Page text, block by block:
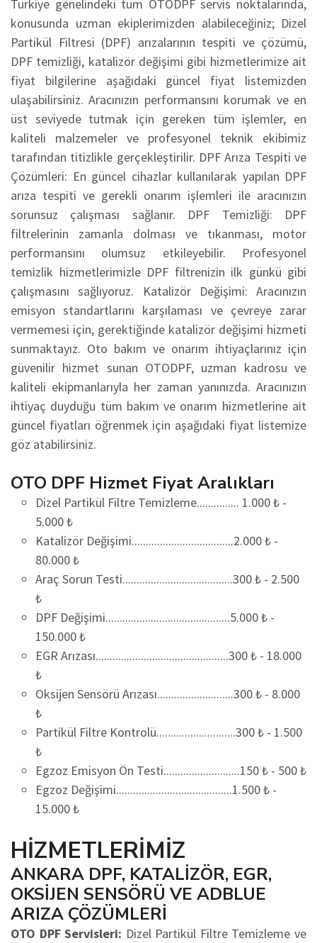
Türkiye genelindeki tüm OTODPF servis noktalarında,
konusunda uzman ekiplerimizden alabileceğiniz; Dizel
Partikül Filtresi (DPF) arızalarının tespiti ve çözümü,
DPF temizliği, katalizör değişimi gibi hizmetlerimize ait
fiyat bilgilerine aşağıdaki güncel fiyat listemizden
ulaşabilirsiniz. Aracınızın performansını korumak ve en
üst seviyede tutmak için gereken tüm işlemler, en
kaliteli malzemeler ve profesyonel teknik ekibimiz
tarafından titizlikle gerçekleştirilir. DPF Arıza Tespiti ve
Çözümleri: En güncel cihazlar kullanılarak yapılan DPF
arıza tespiti ve gerekli onarım işlemleri ile aracınızın
sorunsuz çalışması sağlanır. DPF Temizliği: DPF
filtrelerinin zamanla dolması ve tıkanması, motor
performansını olumsuz etkileyebilir. Profesyonel
temizlik hizmetlerimizle DPF filtrenizin ilk günkü gibi
çalışmasını sağlıyoruz. Katalizör Değişimi: Aracınızın
emisyon standartlarını karşılaması ve çevreye zarar
vermemesi için, gerektiğinde katalizör değişimi hizmeti
sunmaktayız. Oto bakım ve onarım ihtiyaçlarınız için
güvenilir hizmet sunan OTODPF, uzman kadrosu ve
kaliteli ekipmanlarıyla her zaman yanınızda. Aracınızın
ihtiyaç duyduğu tüm bakım ve onarım hizmetlerine ait
güncel fiyatları öğrenmek için aşağıdaki fiyat listemize
göz atabilirsiniz.
OTO DPF Hizmet Fiyat Aralıkları
Dizel Partikül Filtre Temizleme............... 1.000 ₺ -
5.000 ₺
Katalizör Değişimi....................................2.000 ₺ -
80.000 ₺
Araç Sorun Testi.......................................300 ₺ - 2.500
₺
DPF Değişimi............................................5.000 ₺ -
150.000 ₺
EGR Arızası...............................................300 ₺ - 18.000
₺
Oksijen Sensörü Arızası...........................300 ₺ - 8.000
₺
Partikül Filtre Kontrolü............................300 ₺ - 1.500
₺
Egzoz Emisyon Ön Testi...........................150 ₺ - 500 ₺
Egzoz Değişimi.........................................1.500 ₺ -
15.000 ₺
HİZMETLERİMİZ
ANKARA DPF, KATALİZÖR, EGR,
OKSİJEN SENSÖRÜ VE ADBLUE
ARIZA ÇÖZÜMLERİ
OTO DPF Servisleri: Dizel Partikül Filtre Temizleme ve